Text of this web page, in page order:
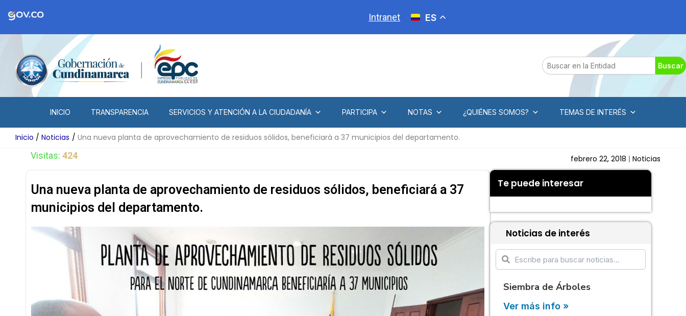
contenido
Intranet ES
Search Buscar
INICIO TRANSPARENCIA SERVICIOS Y ATENCIÓN A LA CIUDADANÍA PARTICIPA NOTAS ¿QUIÉNES SOMOS? TEMAS DE INTERÉS
Inicio Noticias Una nueva planta de aprovechamiento de residuos sólidos, beneficiará a 37 municipios del departamento.
Visitas: 424 febrero 22, 2018 Noticias
Una nueva planta de aprovechamiento de residuos sólidos, beneficiará a 37
municipios del departamento.
Te puede interesar
Noticias de interés
Siembra de Árboles
Ver más info »